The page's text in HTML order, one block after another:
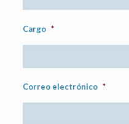
Cargo *
Correo electrónico *